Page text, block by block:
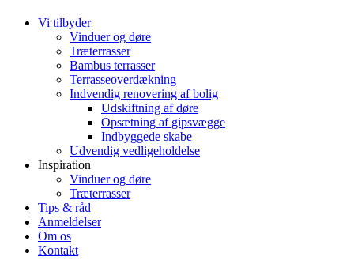
Vi tilbyder
Vinduer og døre
Træterrasser
Bambus terrasser
Terrasseoverdækning
Indvendig renovering af bolig
Udskiftning af døre
Opsætning af gipsvægge
Indbyggede skabe
Udvendig vedligeholdelse
Inspiration
Vinduer og døre
Træterrasser
Tips & råd
Anmeldelser
Om os
Kontakt